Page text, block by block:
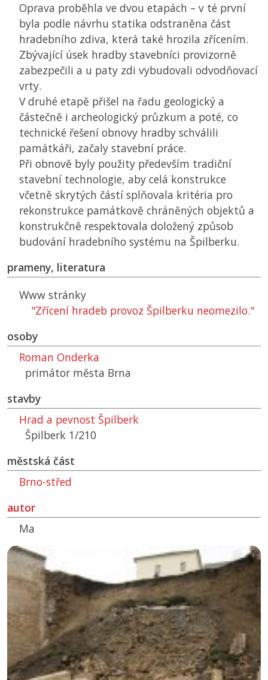
Oprava proběhla ve dvou etapách – v té první
byla podle návrhu statika odstraněna část
hradebního zdiva, která také hrozila zřícením.
Zbývající úsek hradby stavebníci provizorně
zabezpečili a u paty zdi vybudovali odvodňovací
vrty.
V druhé etapě přišel na řadu geologický a
částečně i archeologický průzkum a poté, co
technické řešení obnovy hradby schválili
památkáři, začaly stavební práce.
Při obnově byly použity především tradiční
stavební technologie, aby celá konstrukce
včetně skrytých částí splňovala kritéria pro
rekonstrukce památkově chráněných objektů a
konstrukčně respektovala doložený způsob
budování hradebního systému na Špilberku.
prameny, literatura
Www stránky
"Zřícení hradeb provoz Špilberku neomezilo."
osoby
Roman Onderka
primátor města Brna
stavby
Hrad a pevnost Špilberk
Špilberk 1/210
městská část
Brno-střed
autor
Ma